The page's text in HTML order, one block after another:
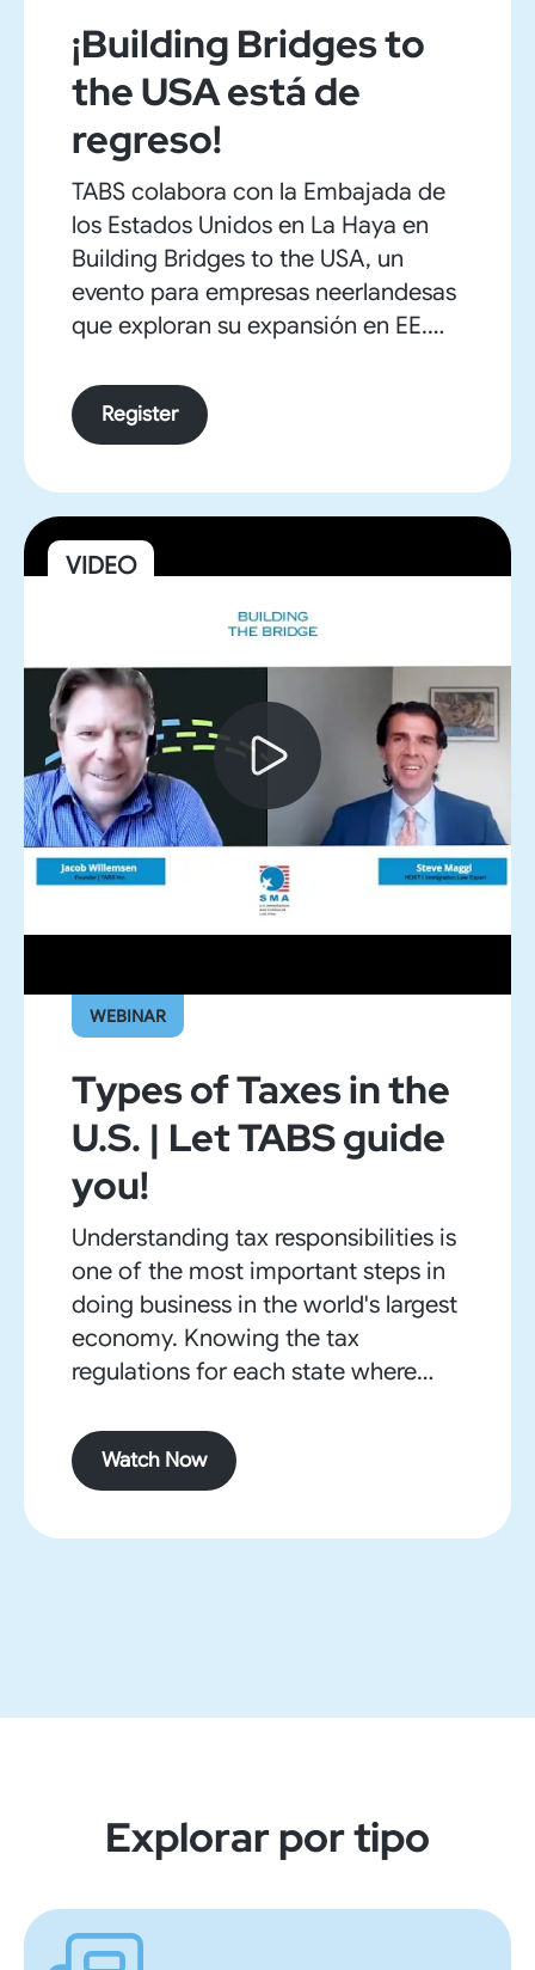
¡Building Bridges to
the USA está de
regreso!
TABS colabora con la Embajada de
los Estados Unidos en La Haya en
Building Bridges to the USA, un
evento para empresas neerlandesas
que exploran su expansión en EE.
Joe Popolo, con información sobre
inversión, visados y acceso a 20
Register
VIDEO
WEBINAR
Types of Taxes in the
U.S. | Let TABS guide
you!
Understanding tax responsibilities is
one of the most important steps in
doing business in the world's largest
economy. Knowing the tax
regulations for each state where
of critical importance. TABS
provides administrative support and
and sales tax filings. Let TABS guide
Watch Now
Explorar por tipo